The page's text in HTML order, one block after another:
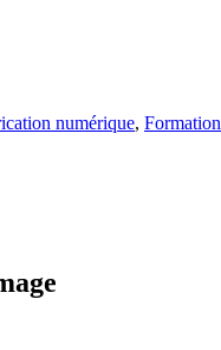
numérique, Formation